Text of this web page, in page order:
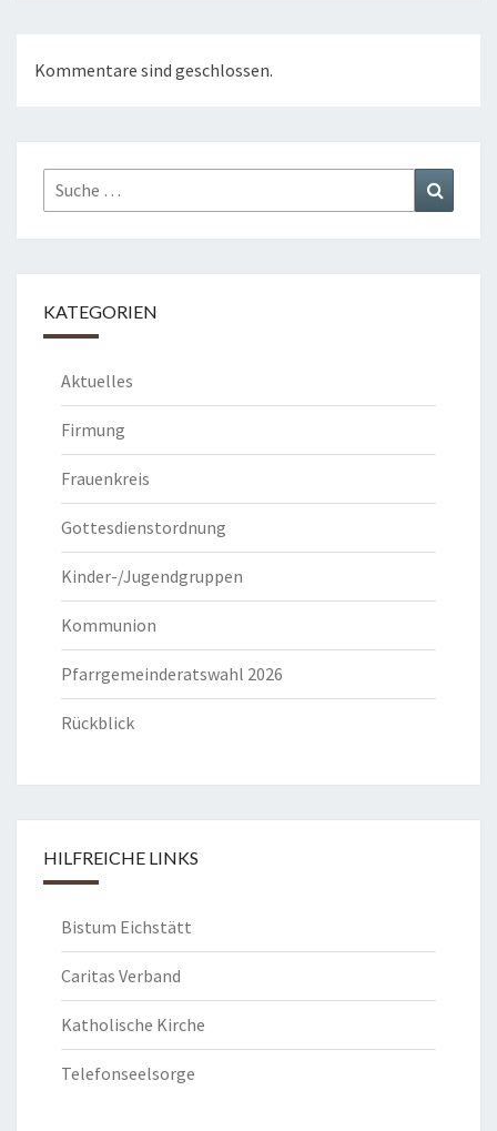
Kommentare sind geschlossen.
Suche
nach:
KATEGORIEN
Aktuelles
Firmung
Frauenkreis
Gottesdienstordnung
Kinder-/Jugendgruppen
Kommunion
Pfarrgemeinderatswahl 2026
Rückblick
HILFREICHE LINKS
Bistum Eichstätt
Caritas Verband
Katholische Kirche
Telefonseelsorge